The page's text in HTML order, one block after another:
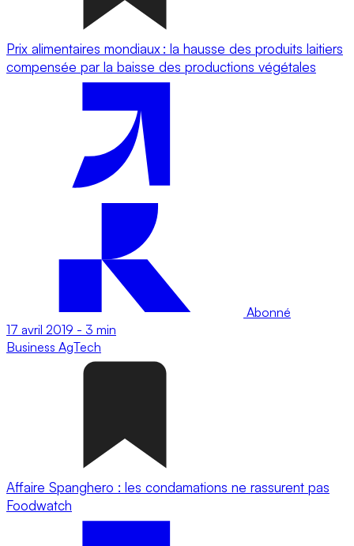
Prix alimentaires mondiaux : la hausse des produits laitiers
compensée par la baisse des productions végétales
Abonné
17 avril 2019 - 3 min
Business AgTech
Affaire Spanghero : les condamations ne rassurent pas
Foodwatch